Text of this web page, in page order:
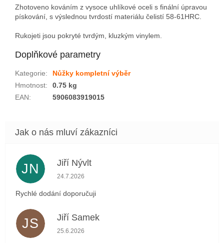
Zhotoveno kováním z vysoce uhlíkové oceli s finální úpravou
pískování, s výslednou tvrdostí materiálu čelistí 58-61HRC.
Rukojeti jsou pokryté tvrdým, kluzkým vinylem.
Doplňkové parametry
Kategorie:
Nůžky kompletní výběr
Hmotnost:
0.75 kg
EAN: 5906083919015
JN Jiří Nývlt
Hodnocení obchodu je 5 z 5 hvězdiček.
24.7.2026
Rychlé dodání doporučuji
JS Jiří Samek
Hodnocení obchodu je 5 z 5 hvězdiček.
25.6.2026